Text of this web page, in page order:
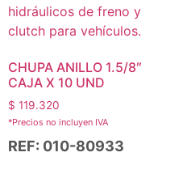
CHUPA ANILLO 1.5/8″
CAJA X 10 UND
$ 119.320
*Precios no incluyen IVA
REF: 010-80933